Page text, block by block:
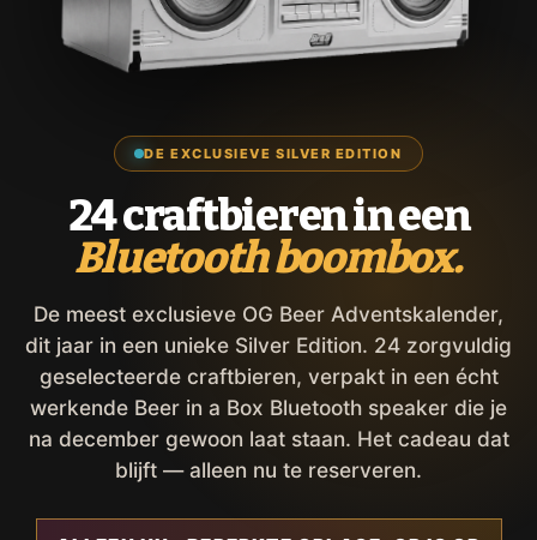
DE EXCLUSIEVE SILVER EDITION
24 craftbieren in een
Bluetooth boombox.
De meest exclusieve OG Beer Adventskalender,
dit jaar in een unieke Silver Edition. 24 zorgvuldig
geselecteerde craftbieren, verpakt in een écht
werkende Beer in a Box Bluetooth speaker die je
na december gewoon laat staan. Het cadeau dat
blijft — alleen nu te reserveren.